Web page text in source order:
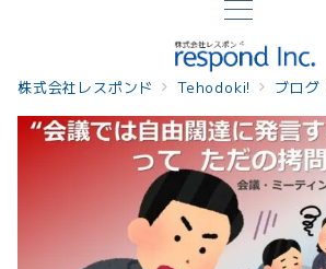
株式会社レスポンド Tehodoki! ブログ